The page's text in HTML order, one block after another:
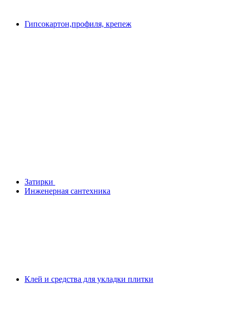
Гипсокартон,профиля, крепеж
Затирки
Инженерная сантехника
Клей и средства для укладки плитки